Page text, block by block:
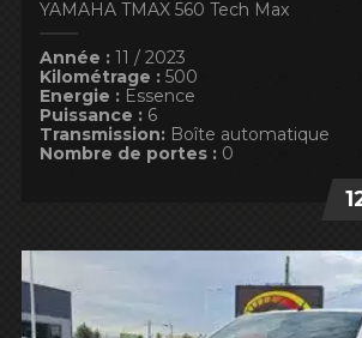
YAMAHA TMAX 560 Tech Max
Année :11 / 2023
Kilométrage :500
Energie :Essence
Puissance :6
Transmission:Boîte automatique
Nombre de portes :0